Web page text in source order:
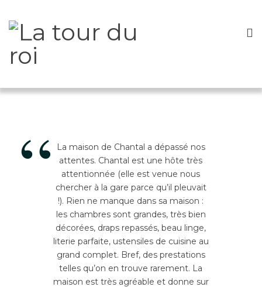
“
La maison de Chantal a dépassé nos
attentes. Chantal est une hôte très
attentionnée (elle est venue nous
chercher à la gare parce qu’il pleuvait
!). Rien ne manque dans sa maison :
les chambres sont grandes, très bien
décorées, draps repassés, beau linge,
literie parfaite, ustensiles de cuisine au
grand complet. Bref, des prestations
telles qu’on en trouve rarement. La
maison est très agréable et donne sur